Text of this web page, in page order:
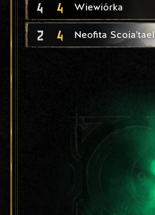
4 4 Wiewiórka
2 4 Neofita Scoia'tael